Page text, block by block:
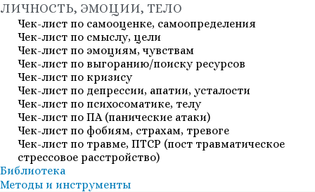
ЛИЧНОСТЬ, ЭМОЦИИ, ТЕЛО
Чек-лист по самооценке, самоопределения
Чек-лист по смыслу, цели
Чек-лист по эмоциям, чувствам
Чек-лист по выгоранию/поиску ресурсов
Чек-лист по кризису
Чек-лист по депрессии, апатии, усталости
Чек-лист по психосоматике, телу
Чек-лист по ПА (панические атаки)
Чек-лист по фобиям, страхам, тревоге
Чек-лист по травме, ПТСР (пост травматическое
стрессовое расстройство)
Библиотека
Методы и инструменты